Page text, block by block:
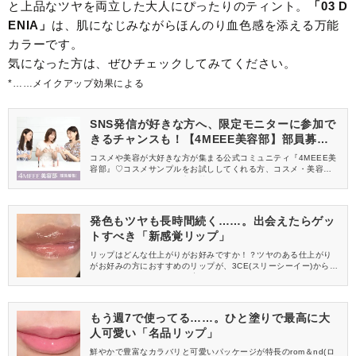
と上品なツヤを両立した大人にぴったりのティント。
「03 D
ENIA」 は、肌になじみながらほんのり血色感を添える万能
カラーです。
気になった方は、ぜひチェックしてみてください。
*……メイクアップ効果による
SNS発信が好きな方へ、限定モニターに参加で
きるチャンスも！【4MEEE美容部】部員募集
中
コスメや美容が大好きな方が集まる公式コミュニティ『4MEEE美
容部』♡コスメサンプルをお試ししてくれる方、コスメ・美容情報
発色もツヤも長時間続く……。出会えたらゲッ
トすべき「新感覚リップ」
リップはどんな仕上がりがお好みですか！？ツヤのある仕上がり
がお好みの方におすすめのリップが、3CE(スリーシーイー)から登
とした光沢感”。今までのツヤリップとはちょっと違う、『ガミー
もう週7で使ってる……。ひと塗りで最高に大
人可愛い「名品リップ」
鮮やかで豊富なカラバリと可愛いパッケージが特長のrom＆nd(ロ